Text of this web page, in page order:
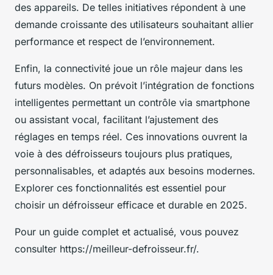
des appareils. De telles initiatives répondent à une
demande croissante des utilisateurs souhaitant allier
performance et respect de l’environnement.
Enfin, la connectivité joue un rôle majeur dans les
futurs modèles. On prévoit l’intégration de fonctions
intelligentes permettant un contrôle via smartphone
ou assistant vocal, facilitant l’ajustement des
réglages en temps réel. Ces innovations ouvrent la
voie à des défroisseurs toujours plus pratiques,
personnalisables, et adaptés aux besoins modernes.
Explorer ces fonctionnalités est essentiel pour
choisir un défroisseur efficace et durable en 2025.
Pour un guide complet et actualisé, vous pouvez
consulter https://meilleur-defroisseur.fr/.